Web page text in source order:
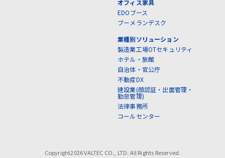
オフィス家具
EDOブース
ブーメランデスク
業種別ソリューション
製造業工場OTセキュリティ
ホテル・旅館
自治体・官公庁
不動産DX
建設業(顔認証・出面管理・
勤怠管理)
法律事務所
コールセンター
Copyright2026 VALTEC CO., LTD. All Rights Reserved.